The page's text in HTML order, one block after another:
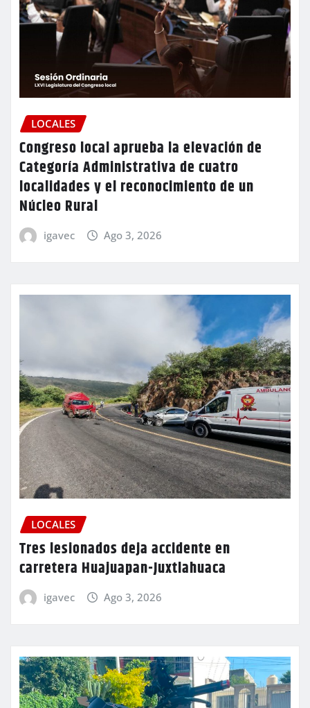
LOCALES
Congreso local aprueba la elevación de
Categoría Administrativa de cuatro
localidades y el reconocimiento de un
Núcleo Rural
igavec Ago 3, 2026
LOCALES
Tres lesionados deja accidente en
carretera Huajuapan-Juxtlahuaca
igavec Ago 3, 2026